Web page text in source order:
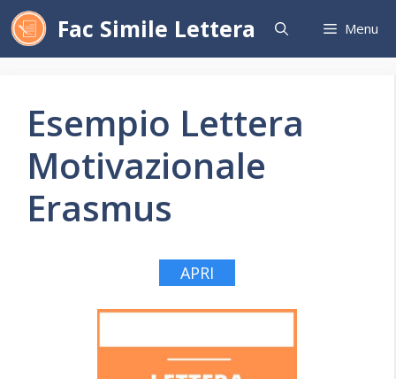
Vai
al
contenuto
Fac Simile Lettera Menu
Esempio Lettera
Motivazionale
Erasmus
APRI